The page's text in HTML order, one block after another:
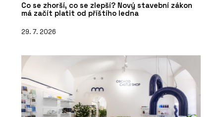
Co se zhorší, co se zlepší? Nový stavební zákon
má začít platit od příštího ledna
29. 7. 2026